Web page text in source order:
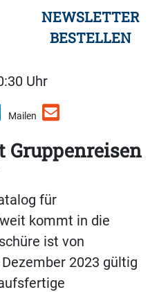
NEWSLETTER
BESTELLEN
Uhr
Mailen
Gruppenreisen
für
kommt in die
ist von
2023 gültig